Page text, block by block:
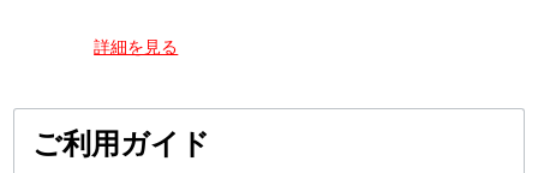
詳細を見る
ご利用ガイド